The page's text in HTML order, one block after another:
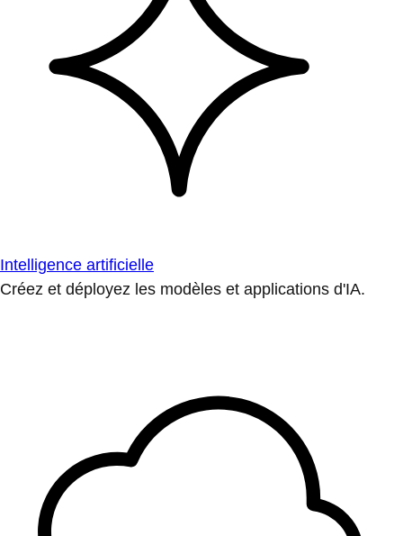
Intelligence artificielle
Créez et déployez les modèles et applications d'IA.